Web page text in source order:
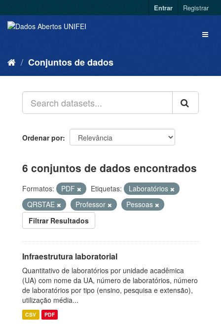
Entrar Registrar
Conjuntos de dados
Ordenar por
6 conjuntos de dados encontrados
Formatos: PDF Etiquetas:
Laboratórios
QRSTAE
Professor
Pessoas
Filtrar Resultados
Infraestrutura laboratorial
Quantitativo de laboratórios por unidade acadêmica
(UA) com nome da UA, número de laboratórios, número
de laboratórios por tipo (ensino, pesquisa e extensão),
utilização média...
CSV PDF